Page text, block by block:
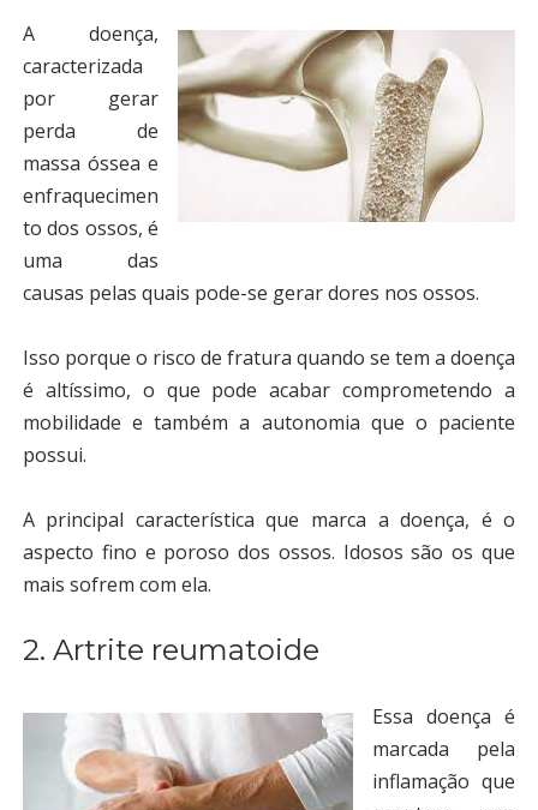
A doença,
caracterizada
por gerar
perda de
massa óssea e
enfraquecimen
to dos ossos, é
uma das
causas pelas quais pode-se gerar dores nos ossos.
Isso porque o risco de fratura quando se tem a doença
é altíssimo, o que pode acabar comprometendo a
mobilidade e também a autonomia que o paciente
possui.
A principal característica que marca a doença, é o
aspecto fino e poroso dos ossos. Idosos são os que
mais sofrem com ela.
2. Artrite reumatoide
Essa doença é
marcada pela
inflamação que